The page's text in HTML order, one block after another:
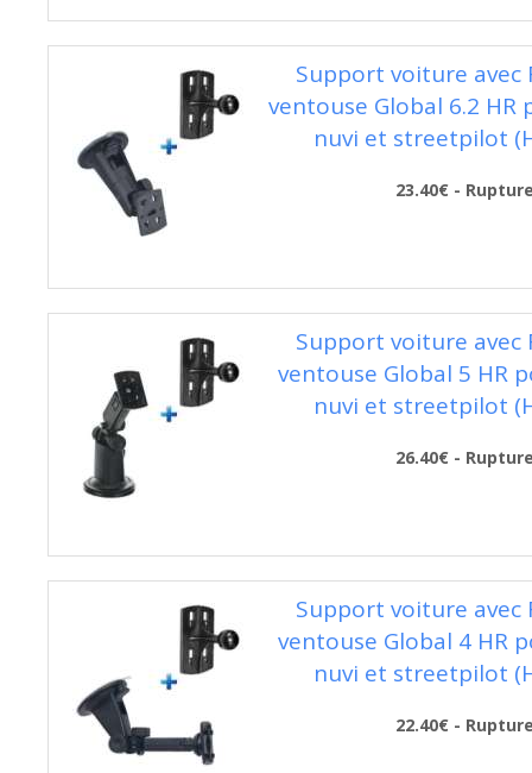
Support voiture avec
ventouse Global 6.2 HR
nuvi et streetpilot
23.40€ -
Support voiture avec
ventouse Global 5 HR
nuvi et streetpilot
26.40€ -
Support voiture avec
ventouse Global 4 HR
nuvi et streetpilot
22.40€ -